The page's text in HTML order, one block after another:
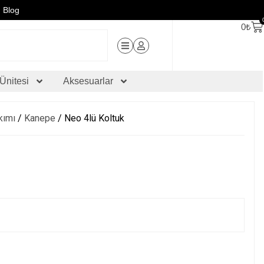
Blog
0₺
Aksesuarlar
/ Kanepe / Neo 4lü Koltuk